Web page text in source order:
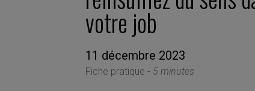
votre job
11 décembre 2023
Fiche pratique - 5 minutes